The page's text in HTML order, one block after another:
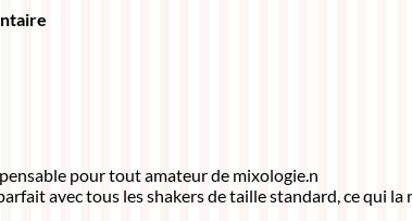
pour tout amateur de mixologie.n
avec tous les shakers de taille standard, ce qui